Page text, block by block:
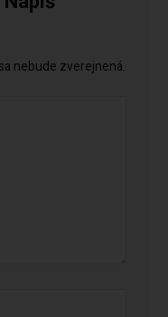
nebude zverejnená.